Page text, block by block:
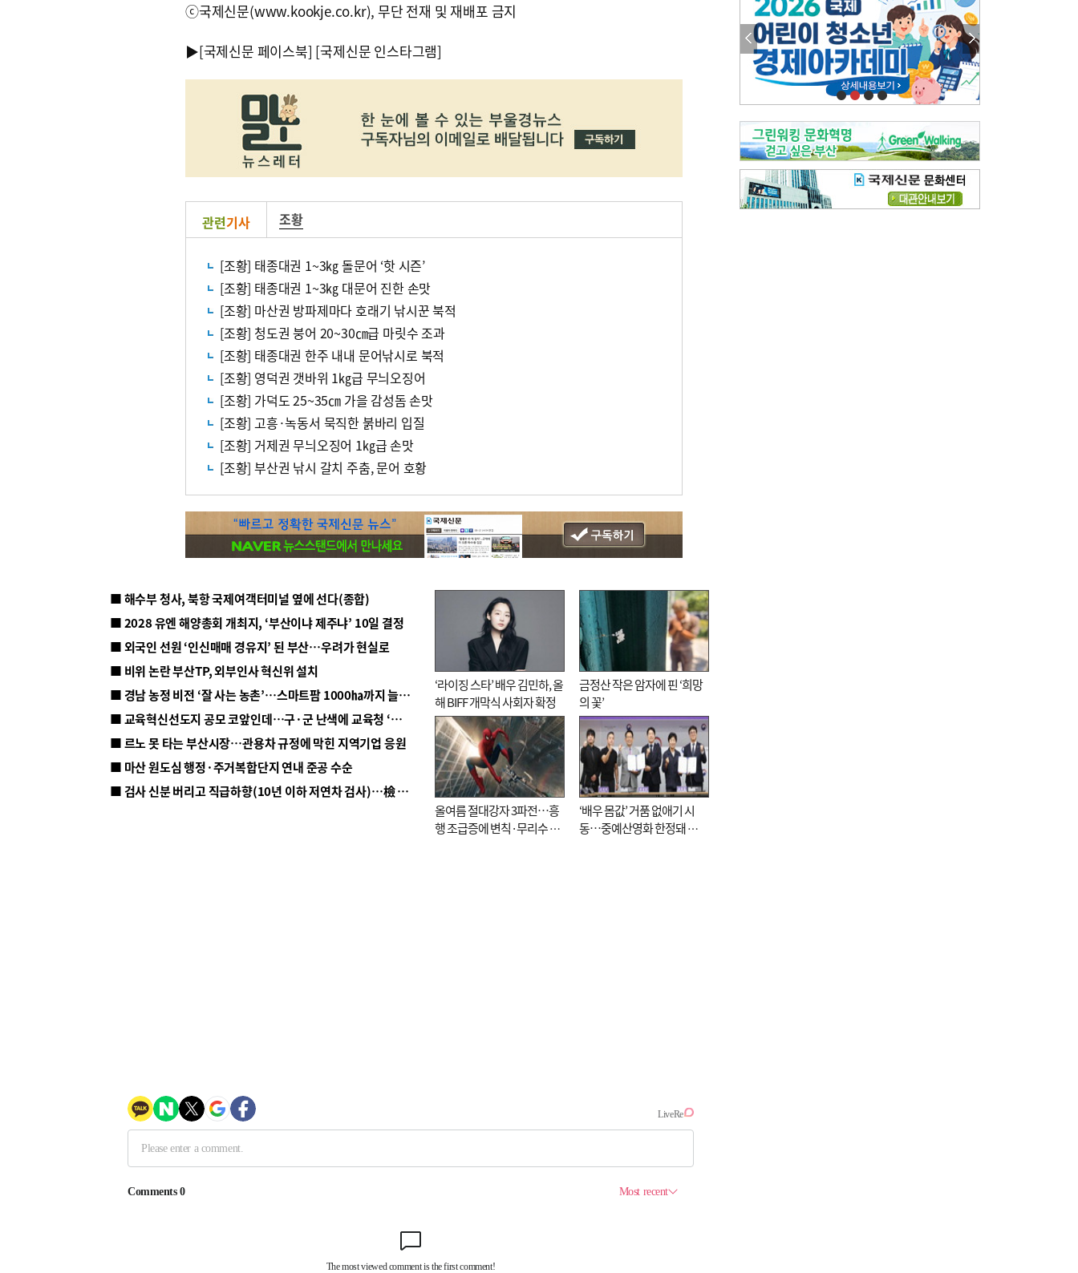
ⓒ국제신문(www.kookje.co.kr), 무단 전재 및 재배포 금지
▶[국제신문 페이스북] [국제신문 인스타그램]
관련기사 조황
[조황] 태종대권 1~3㎏ 돌문어 ‘핫 시즌’
[조황] 태종대권 1~3㎏ 대문어 진한 손맛
[조황] 마산권 방파제마다 호래기 낚시꾼 북적
[조황] 청도권 붕어 20~30㎝급 마릿수 조과
[조황] 태종대권 한주 내내 문어낚시로 북적
[조황] 영덕권 갯바위 1㎏급 무늬오징어
[조황] 가덕도 25~35㎝ 가을 감성돔 손맛
[조황] 고흥·녹동서 묵직한 붉바리 입질
[조황] 거제권 무늬오징어 1㎏급 손맛
[조황] 부산권 낚시 갈치 주춤, 문어 호황
■ 해수부 청사, 북항 국제여객터미널 옆에 선다(종합)
■ 2028 유엔 해양총회 개최지, ‘부산이냐 제주냐’ 10일 결정
■ 외국인 선원 ‘인신매매 경유지’ 된 부산…우려가 현실로
■ 비위 논란 부산TP, 외부인사 혁신위 설치
■ 경남 농정 비전 ‘잘 사는 농촌’…스마트팜 1000㏊까지 늘린다
■ 교육혁신선도지 공모 코앞인데…구·군 난색에 교육청 ‘쩔쩔’
■ 르노 못 타는 부산시장…관용차 규정에 막힌 지역기업 응원
■ 마산 원도심 행정·주거복합단지 연내 준공 수순
■ 검사 신분 버리고 직급하향(10년 이하 저연차 검사)…檢 중수청행 기피
‘라이징 스타’ 배우 김민하, 올
해 BIFF 개막식 사회자 확정
금정산 작은 암자에 핀 ‘희망
의 꽃’
올여름 절대강자 3파전…흥
행 조급증에 변칙·무리수 마
‘배우 몸값’ 거품 없애기 시
동…중예산영화 한정돼 실